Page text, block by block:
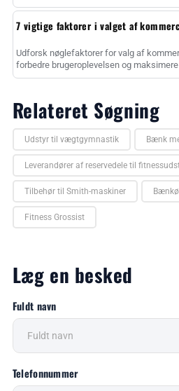
7 vigtige faktorer i valget af
Udforsk nøglefaktorer for valg af
forbedre brugeroplevelsen og maksimere
Relateret Søgning
Udstyr til vægtgymnastik Bænk
Leverandører af reservedele til
Tilbehør til Smith-maskiner
Fitness Grossist
Læg en besked
Fuldt navn
Telefonnummer